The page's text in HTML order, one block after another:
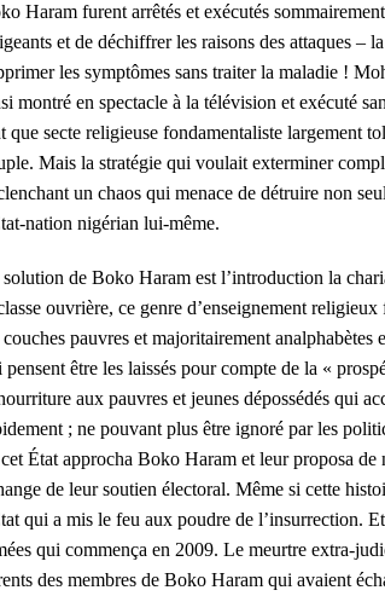
Haram furent arrêtés et exécutés
et de déchiffrer les raisons des attaques –
les symptômes sans traiter la maladie !
montré en spectacle à la télévision et exécuté
que secte religieuse fondamentaliste largement
Mais la stratégie qui voulait exterminer
un chaos qui menace de détruire non
nation nigérian lui-même.
de Boko Haram est l’introduction la
ouvrière, ce genre d’enseignement
couches pauvres et majoritairement analphabètes
pensent être les laissés pour compte de la «
aux pauvres et jeunes dépossédés qui
; ne pouvant plus être ignoré par les
État approcha Boko Haram et leur proposa
de leur soutien électoral. Même si cette
qui a mis le feu aux poudre de l’insurrection.
qui commença en 2009. Le meurtre extra-
des membres de Boko Haram qui avaient